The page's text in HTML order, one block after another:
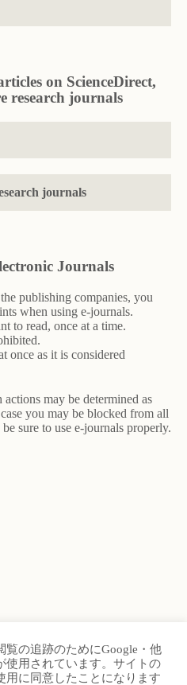
on ScienceDirect,
research journals
journals
Journals
publishing companies, you
when using e-journals.
to read, once at a time.
once as it is considered
may be determined as
you may be blocked from all
sure to use e-journals properly.
Site Map
覧の追跡のためにGoogle・他
使用されています。サイトの
用に同意したことになります